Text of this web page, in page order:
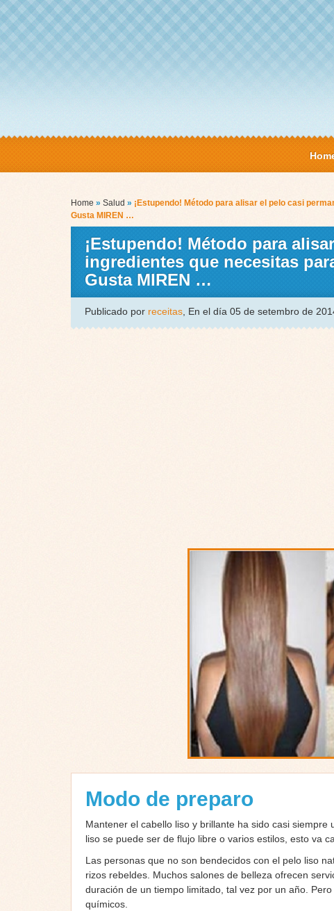
Home » Salud » ¡Estupendo! Método para alisar el pelo casi
Gusta MIREN …
¡Estupendo! Método para
ingredientes que necesitas
Gusta MIREN …
Publicado por receitas , En el día 05 de setembro de
Modo de preparo
Mantener el cabello liso y brillante ha sido casi
liso se puede ser de flujo libre o varios estilos, esto va
Las personas que no son bendecidos con el pelo liso
rizos rebeldes. Muchos salones de belleza ofrecen
duración de un tiempo limitado, tal vez por un año.
químicos.